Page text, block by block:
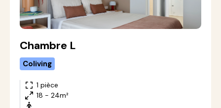
Chambre L
Coliving
1 pièce
18 - 24m²